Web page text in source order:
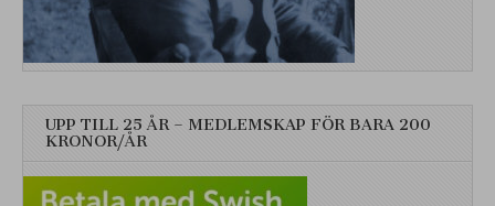
UPP TILL 25 ÅR – MEDLEMSKAP FÖR BARA 200
KRONOR/ÅR